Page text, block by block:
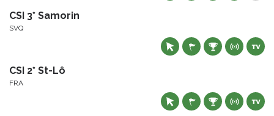
CSI 3* Samorin
SVQ
CSI 2* St-Lô
FRA